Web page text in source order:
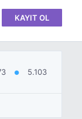
KAYIT OL
● 5.103